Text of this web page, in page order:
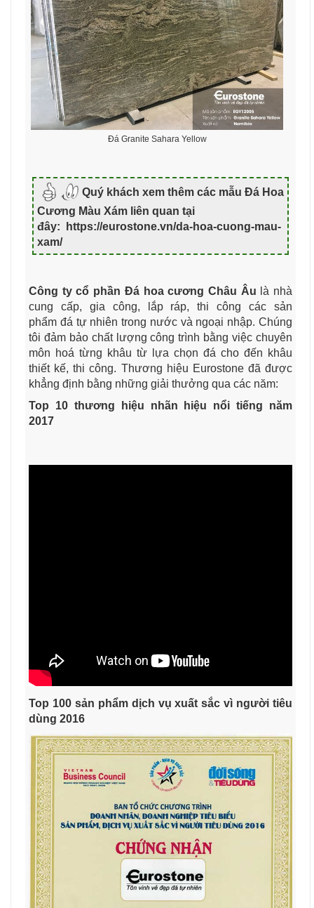
Đá Granite Sahara Yellow
Quý khách xem thêm các mẫu Đá Hoa
Cương Màu Xám liên quan tại
đây: https://eurostone.vn/da-hoa-cuong-mau-
xam/
Công ty cổ phần Đá hoa cương Châu Âu là nhà
cung cấp, gia công, lắp ráp, thi công các sản
phẩm đá tự nhiên trong nước và ngoại nhập. Chúng
tôi đảm bảo chất lượng công trình bằng việc chuyên
môn hoá từng khâu từ lựa chọn đá cho đến khâu
thiết kế, thi công. Thương hiệu Eurostone đã được
khẳng định bằng những giải thưởng qua các năm:
Top 10 thương hiệu nhãn hiệu nổi tiếng năm
2017
Top 100 sản phẩm dịch vụ xuất sắc vì người tiêu
dùng 2016